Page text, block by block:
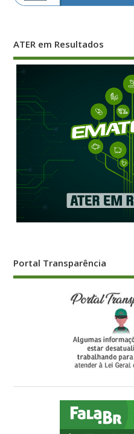
ATER em Resultados
Portal Transparência